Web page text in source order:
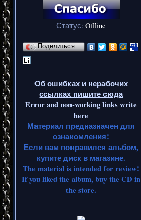
Статус: Offline
Поделиться…
Об ошибках и нерабочих
ссылках пишите сюда
Error and non-working links write
here
Материал предназначен для
ознакомления!
Если вам понравился альбом,
купите диск в магазине.
The material is intended for review!
If you liked the album, buy the CD in
the store.